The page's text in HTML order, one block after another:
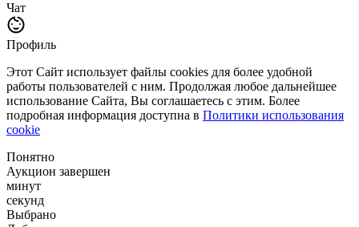
Чат
Профиль
Этот Сайт использует файлы cookies для более удобной
работы пользователей с ним. Продолжая любое дальнейшее
использование Сайта, Вы соглашаетесь с этим. Более
подробная информация доступна в Политики использования
cookie
Понятно
Аукцион завершен
минут
секунд
Выбрано